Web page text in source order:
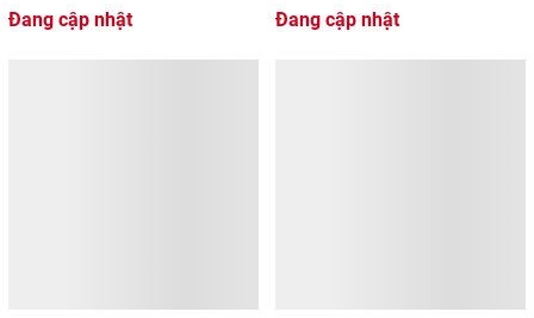
Đang cập nhật Đang cập nhật